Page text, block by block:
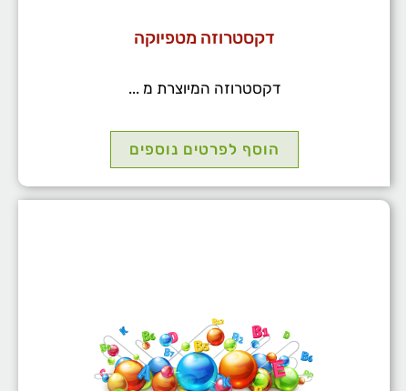
דקסטרוזה מטפיוקה
דקסטרוזה המיוצרת מ ...
הוסף לפרטים נוספים